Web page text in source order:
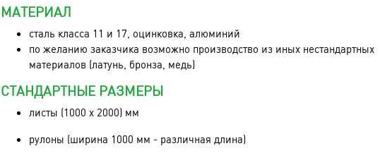
МАТЕРИАЛ
сталь класса 11 и 17, оцинковка, алюминий
по желанию заказчика возможно производство из иных нестандартных
материалов (латунь, бронза, медь)
СТАНДАРТНЫЕ РАЗМЕРЫ
листы (1000 x 2000) мм
рулоны (ширина 1000 мм - различная длина)